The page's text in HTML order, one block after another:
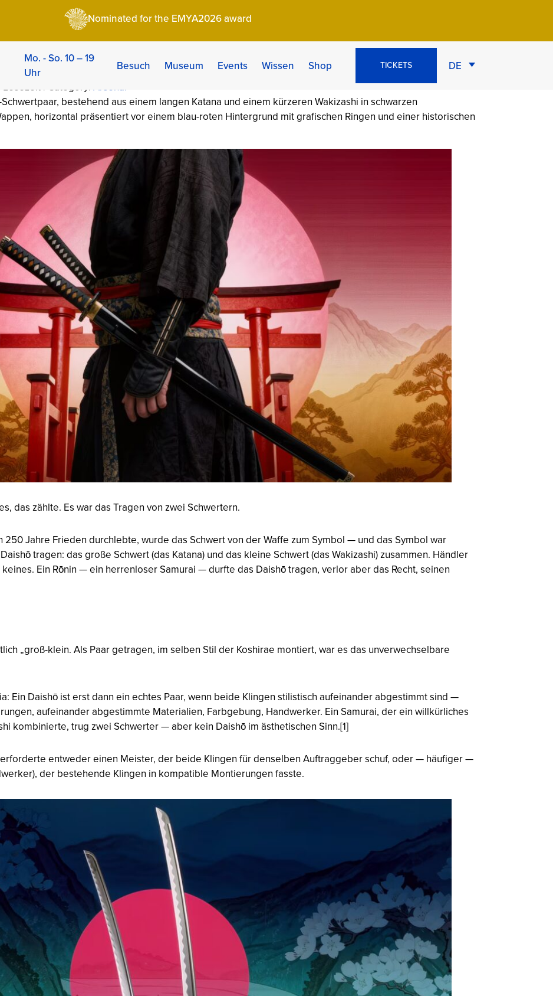
Nominated for the EMYA2026 award
Mo. - So. 10 – 19
Uhr
Besuch Museum Events Wissen Shop TICKETS DE
Schwertpaar der Samurai — Symbol und Bedeutung
der Samurai — Symbol
Lesezeit | Category: Arsenal
das zählte. Es war das Tragen von zwei Schwertern.
250 Jahre Frieden durchlebte, wurde das Schwert von der Waffe zum Symbol — und das Symbol war
tragen: das große Schwert (das Katana) und das kleine Schwert (das Wakizashi) zusammen. Händler
Ein Rōnin — ein herrenloser Samurai — durfte das Daishō tragen, verlor aber das Recht, seinen
„groß-klein. Als Paar getragen, im selben Stil der Koshirae montiert, war es das unverwechselbare
Ein Daishō ist erst dann ein echtes Paar, wenn beide Klingen stilistisch aufeinander abgestimmt sind —
aufeinander abgestimmte Materialien, Farbgebung, Handwerker. Ein Samurai, der ein willkürliches
kombinierte, trug zwei Schwerter — aber kein Daishō im ästhetischen Sinn.[1]
entweder einen Meister, der beide Klingen für denselben Auftraggeber schuf, oder — häufiger —
der bestehende Klingen in kompatible Montierungen fasste.